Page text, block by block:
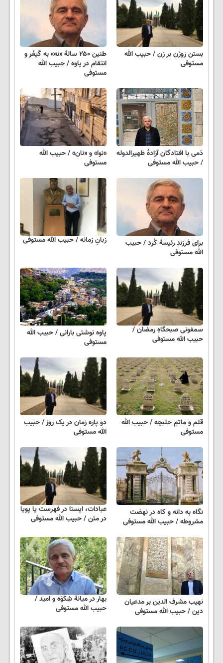
بستن رَوزَن بر زن / حبیب الله
مستوفی
طنین ۲۵۰ سالهٔ «نه» به کَیفَر و
انتقام در پاوه / حبیب الله
مستوفی
دَمی با افتادگان آزادهٔ ظهیرالدوله
/ حبیب الله مستوفی
«نوا» و «نان» / حبیب الله
مستوفی
برای فرزندِ رئیسهٔ کُرد / حبیب
الله مستوفی
زبانِ زمانه / حبیب الله مستوفی
سمفونی صبحگاهِ رمضان /
حبیب الله مستوفی
پاوه نوشتی بارانی / حبیب الله
مستوفی
قلم و ماتمِ حلبچه / حبیب الله
مستوفی
دو پاره زمان در یک روز / حبیب
الله مستوفی
نگاه به دانه و کاه در نهضت
مشروطه / حبیب الله مستوفی
عبادات، ایستا در فهرست یا پویا
در متن / حبیب الله مستوفی
نهیب مشرف الدین بر مدعیان
دین / حبیب الله مستوفی
بهار در میانهٔ شِکوَه و امید /
حبیب الله مستوفی